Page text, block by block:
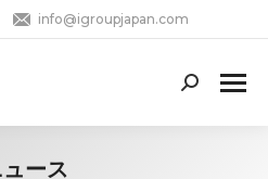
info@igroupjapan.com
Search:
ース